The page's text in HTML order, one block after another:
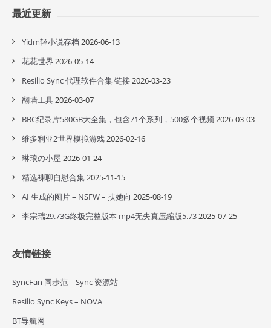
最近更新
Yidm轻小说存档 2026-06-13
花花世界 2026-05-14
Resilio Sync 代理软件合集 链接2026-03-23
翻墙工具2026-03-07
BBC纪录片580GB大全集，包含71个系列，500多个视频2026-03-03
维多利亚2世界模拟游戏2026-02-16
琳琅の小屋 2026-01-24
精选裸聊自慰合集2025-11-15
AI 生成的图片 – NSFW – 扶她向 2025-08-19
李宗瑞29.73G终极完整版本 mp4无失真压縮版5.732025-07-25
友情链接
SyncFan 同步范 – Sync 资源站
Resilio Sync Keys – NOVA
BT导航网